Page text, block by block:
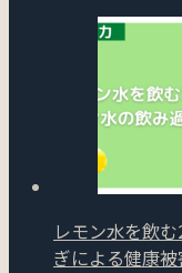
レモン水を飲
ぎによる健康被